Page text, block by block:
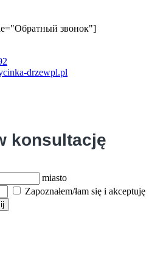
звонок"]
drzewpl.pl
konsultację
miasto
Zapoznałem/łam się i akceptuję